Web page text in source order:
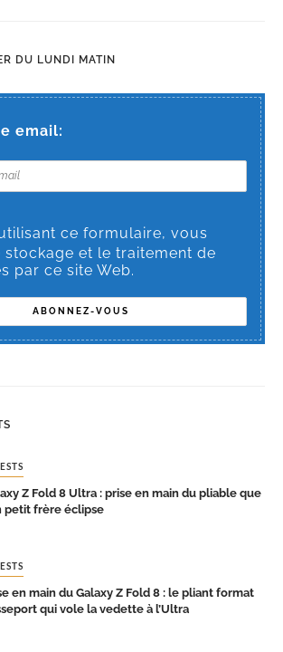
DU LUNDI MATIN
email:
ce formulaire, vous
stockage et le traitement de
par ce site Web.
TESTS
Z Fold 8 Ultra : prise en main du pliable que
petit frère éclipse
TESTS
en main du Galaxy Z Fold 8 : le pliant format
qui vole la vedette à l’Ultra